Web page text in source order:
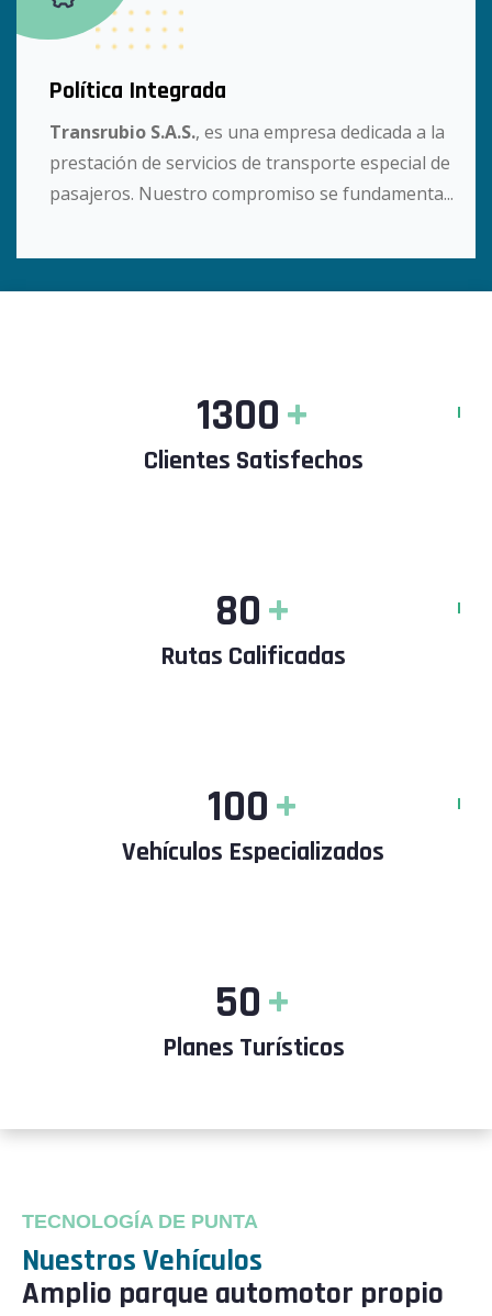
Política Integrada
Transrubio S.A.S., es una empresa dedicada a la
prestación de servicios de transporte especial de
pasajeros. Nuestro compromiso se fundamenta...
1300+
Clientes Satisfechos
80+
Rutas Calificadas
100+
Vehículos Especializados
50+
Planes Turísticos
TECNOLOGÍA DE PUNTA
Nuestros Vehículos
Amplio parque automotor propio